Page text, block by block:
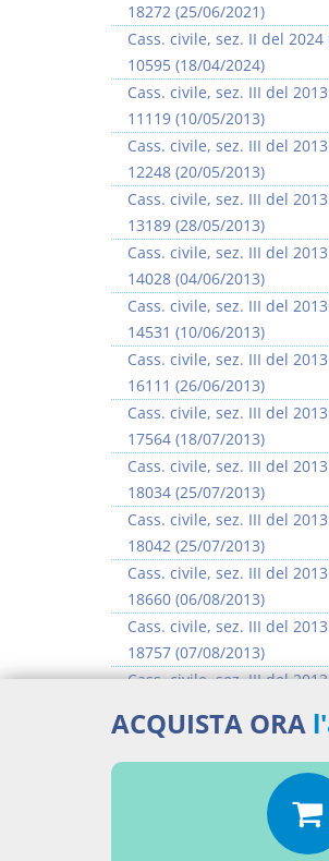
18272 (25/06/2021)
Cass. civile, sez. II del
10595 (18/04/2024)
Cass. civile, sez. III del
11119 (10/05/2013)
Cass. civile, sez. III del
12248 (20/05/2013)
Cass. civile, sez. III del
13189 (28/05/2013)
Cass. civile, sez. III del
14028 (04/06/2013)
Cass. civile, sez. III del
14531 (10/06/2013)
Cass. civile, sez. III del
16111 (26/06/2013)
Cass. civile, sez. III del
17564 (18/07/2013)
Cass. civile, sez. III del
18034 (25/07/2013)
Cass. civile, sez. III del
18042 (25/07/2013)
Cass. civile, sez. III del
18660 (06/08/2013)
Cass. civile, sez. III del
18757 (07/08/2013)
Cass. civile, sez. III del
Cass. civile, sez. III del
18923 (08/08/2013)
>> Vai all'argomento
Prescrizione e
Versione ebook
ACQUISTA ORA